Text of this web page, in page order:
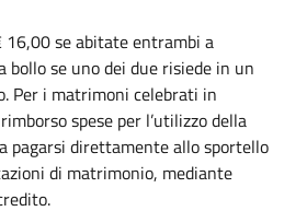
16,00 se abitate entrambi a
bollo se uno dei due risiede in un
Per i matrimoni celebrati in
spese per l’utilizzo della
pagarsi direttamente allo sportello
di matrimonio, mediante